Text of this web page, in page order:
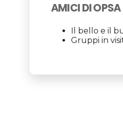
AMICI DI OPSA
Il bello e il
Gruppi in